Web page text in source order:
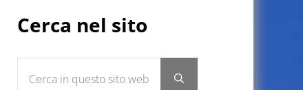
Cerca nel sito
Submit search